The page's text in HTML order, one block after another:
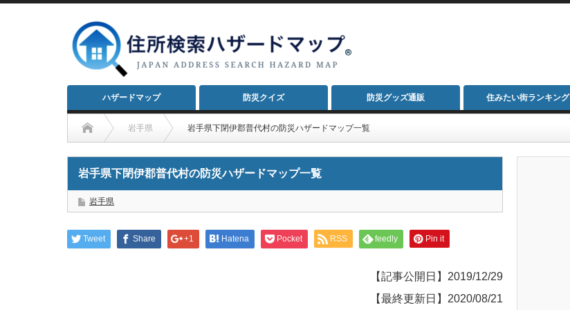
ハザードマップ 防災クイズ 防災グッズ通販 住みたい街ランキング
岩手県 岩手県下閉伊郡普代村の防災ハザードマップ一覧
岩手県下閉伊郡普代村の防災ハザードマップ一覧
岩手県
Tweet Share +1 Hatena Pocket RSS feedly Pin it
【記事公開日】2019/12/29
【最終更新日】2020/08/21